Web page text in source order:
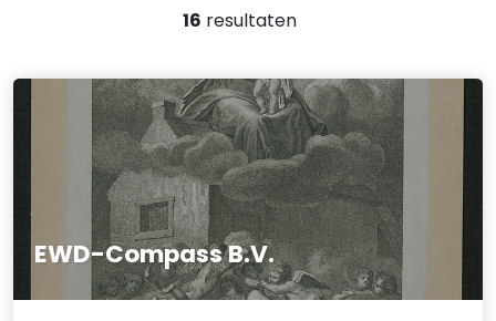
16 resultaten
EWD-Compass B.V.